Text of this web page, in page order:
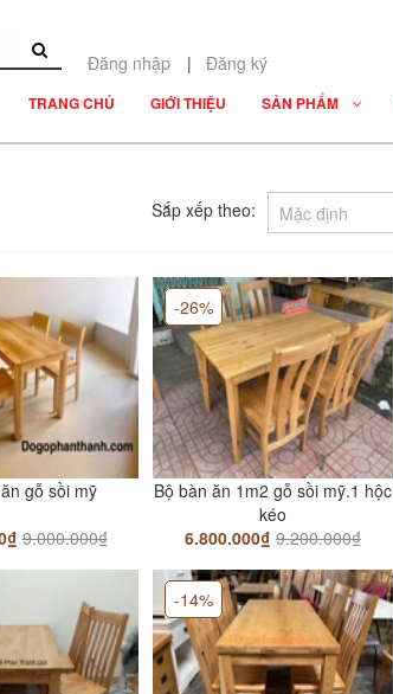
Đăng nhập | Đăng ký
TRANG CHỦ GIỚI THIỆU SẢN PHẨM
Sắp xếp theo:
gỗ sồi mỹ
9.000.000₫
Bộ bàn ăn 1m2 gỗ sồi mỹ.1 hộc
kéo
6.800.000₫ 9.200.000₫
-26%
-14%